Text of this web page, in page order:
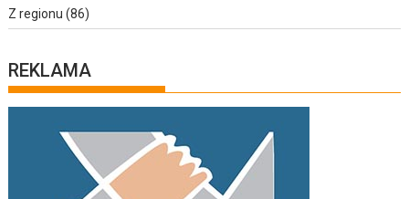
Z regionu (86)
REKLAMA